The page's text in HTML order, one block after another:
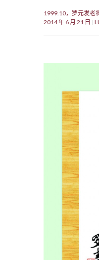
1999.10，罗元发老
2014 年 6 月 21 日